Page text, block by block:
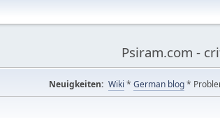
Psiram.com -
Neuigkeiten: Wiki * German blog*